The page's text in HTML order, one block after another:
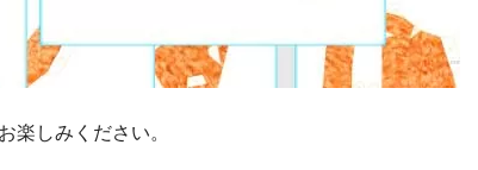
楽しみください。